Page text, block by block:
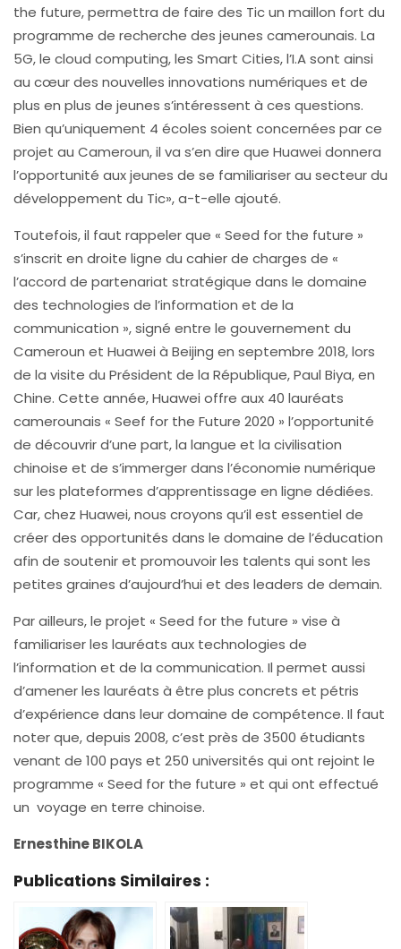
the future, permettra de faire des Tic un maillon fort du
programme de recherche des jeunes camerounais. La
5G, le cloud computing, les Smart Cities, l’I.A sont ainsi
au cœur des nouvelles innovations numériques et de
plus en plus de jeunes s’intéressent à ces questions.
Bien qu’uniquement 4 écoles soient concernées par ce
projet au Cameroun, il va s’en dire que Huawei donnera
l’opportunité aux jeunes de se familiariser au secteur du
développement du Tic», a-t-elle ajouté.
Toutefois, il faut rappeler que « Seed for the future »
s’inscrit en droite ligne du cahier de charges de «
l’accord de partenariat stratégique dans le domaine
des technologies de l’information et de la
communication », signé entre le gouvernement du
Cameroun et Huawei à Beijing en septembre 2018, lors
de la visite du Président de la République, Paul Biya, en
Chine. Cette année, Huawei offre aux 40 lauréats
camerounais « Seef for the Future 2020 » l’opportunité
de découvrir d’une part, la langue et la civilisation
chinoise et de s’immerger dans l’économie numérique
sur les plateformes d’apprentissage en ligne dédiées.
Car, chez Huawei, nous croyons qu’il est essentiel de
créer des opportunités dans le domaine de l’éducation
afin de soutenir et promouvoir les talents qui sont les
petites graines d’aujourd’hui et des leaders de demain.
Par ailleurs, le projet « Seed for the future » vise à
familiariser les lauréats aux technologies de
l’information et de la communication. Il permet aussi
d’amener les lauréats à être plus concrets et pétris
d’expérience dans leur domaine de compétence. Il faut
noter que, depuis 2008, c’est près de 3500 étudiants
venant de 100 pays et 250 universités qui ont rejoint le
programme « Seed for the future » et qui ont effectué
un voyage en terre chinoise.
Ernesthine BIKOLA
Publications Similaires :